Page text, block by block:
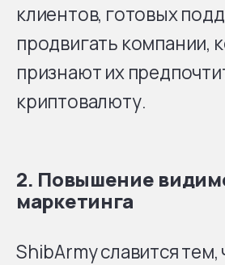
клиентов, готовых
продвигать компании,
признают их
криптовалюту.
2. Повышение
маркетинга
ShibArmy славится тем,